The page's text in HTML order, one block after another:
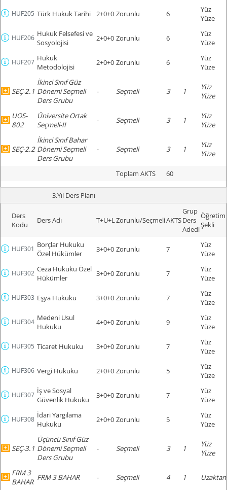
HUF205 Türk Hukuk Tarihi 2+0+0 Zorunlu 6
Yüz
Yüze
HUF206 Hukuk Felsefesi ve
Sosyolojisi
2+0+0 Zorunlu 6
Yüz
Yüze
HUF207 Hukuk
Metodolojisi
2+0+0 Zorunlu 6
Yüz
Yüze
SEÇ-2.1
İkinci Sınıf Güz
Dönemi Seçmeli
Ders Grubu
- Seçmeli 3 1
Yüz
Yüze
UOS-
802
Üniversite Ortak
Seçmeli-II
- Seçmeli 3 1
Yüz
Yüze
SEÇ-2.2
İkinci Sınıf Bahar
Dönemi Seçmeli
Ders Grubu
- Seçmeli 3 1
Yüz
Yüze
Toplam AKTS 60
3.Yıl Ders Planı
Ders
Kodu
Ders Adı T+U+LZorunlu/SeçmeliAKTS
Grup
Ders
Adedi
Öğretim
Şekli
HUF301 Borçlar Hukuku
Özel Hükümler
3+0+0 Zorunlu 7
Yüz
Yüze
HUF302 Ceza Hukuku Özel
Hükümler
3+0+0 Zorunlu 7
Yüz
Yüze
HUF303 Eşya Hukuku 3+0+0 Zorunlu 7
Yüz
Yüze
HUF304 Medeni Usul
Hukuku
4+0+0 Zorunlu 9
Yüz
Yüze
HUF305 Ticaret Hukuku 3+0+0 Zorunlu 7
Yüz
Yüze
HUF306 Vergi Hukuku 2+0+0 Zorunlu 5
Yüz
Yüze
HUF307 İş ve Sosyal
Güvenlik Hukuku
3+0+0 Zorunlu 7
Yüz
Yüze
HUF308 İdari Yargılama
Hukuku
2+0+0 Zorunlu 5
Yüz
Yüze
SEÇ-3.1
Üçüncü Sınıf Güz
Dönemi Seçmeli
Ders Grubu
- Seçmeli 3 1
Yüz
Yüze
FRM 3
BAHAR FRM 3 BAHAR - Seçmeli 4 1 Uzaktan